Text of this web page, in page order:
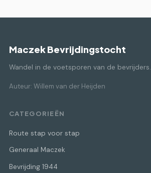
Maczek Bevrijdingstocht
Wandel in de voetsporen van de bevrijders.
Auteur: Willem van der Heijden
CATEGORIEËN
Route stap voor stap
Generaal Maczek
Bevrijding 1944